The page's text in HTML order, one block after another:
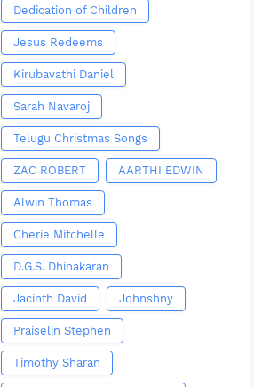
Dedication of Children
Jesus Redeems
Kirubavathi Daniel
Sarah Navaroj
Telugu Christmas Songs
ZAC ROBERT AARTHI EDWIN
Alwin Thomas
Cherie Mitchelle
D.G.S. Dhinakaran
Jacinth David Johnshny
Praiselin Stephen
Timothy Sharan